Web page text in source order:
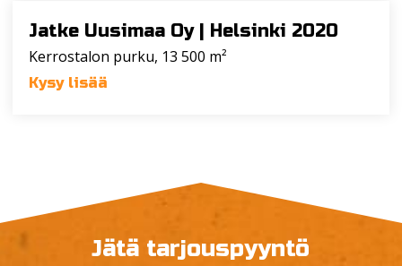
Jatke Uusimaa Oy | Helsinki 2020
Kerrostalon purku, 13 500 m²
Kysy lisää
Jätä tarjouspyyntö